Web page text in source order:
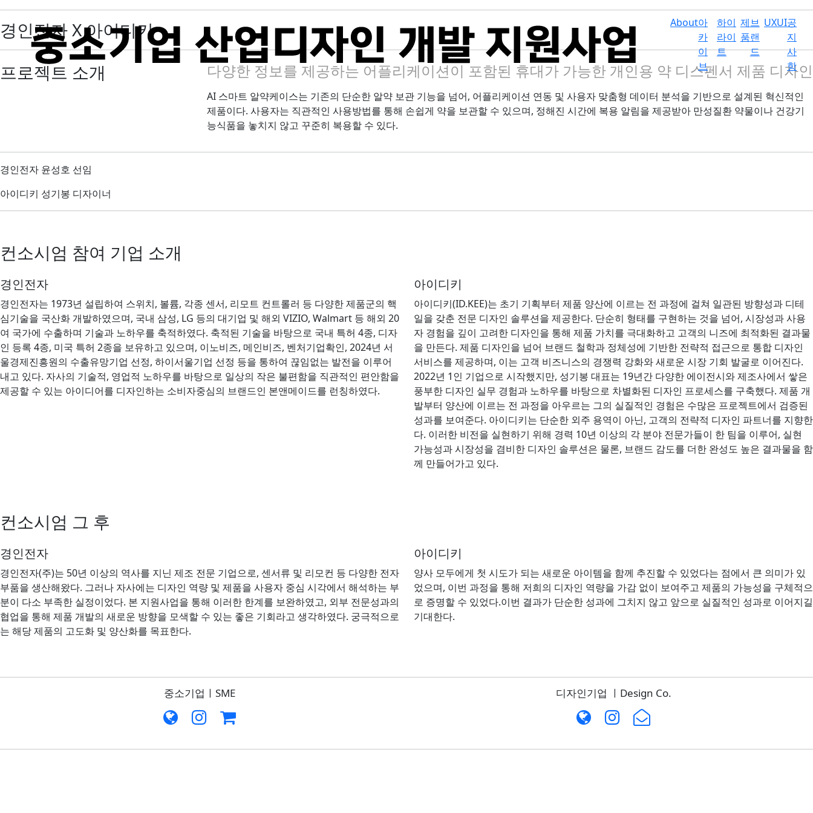
About아
카
이
브
하이
라이
트
제
품
브
랜
드
UXUI공
지
사
항
경인전자 X 아이디키
프로젝트 소개
다양한 정보를 제공하는 어플리케이션이 포함된 휴대가 가능한 개인용 약 디스펜서 제품 디자인
AI 스마트 알약케이스는 기존의 단순한 알약 보관 기능을 넘어, 어플리케이션 연동 및 사용자 맞춤형 데이터 분석을 기반으로 설계된 혁신적인
제품이다. 사용자는 직관적인 사용방법를 통해 손쉽게 약을 보관할 수 있으며, 정해진 시간에 복용 알림을 제공받아 만성질환 약물이나 건강기
능식품을 놓치지 않고 꾸준히 복용할 수 있다.
경인전자 윤성호 선임
아이디키 성기봉 디자이너
컨소시엄 참여 기업 소개
경인전자
경인전자는 1973년 설립하여 스위치, 볼륨, 각종 센서, 리모트 컨트롤러 등 다양한 제품군의 핵
심기술을 국산화 개발하였으며, 국내 삼성, LG 등의 대기업 및 해외 VIZIO, Walmart 등 해외 20
여 국가에 수출하며 기술과 노하우를 축적하였다. 축적된 기술을 바탕으로 국내 특허 4종, 디자
인 등록 4종, 미국 특허 2종을 보유하고 있으며, 이노비즈, 메인비즈, 벤처기업확인, 2024년 서
울경제진흥원의 수출유망기업 선정, 하이서울기업 선정 등을 통하여 끊임없는 발전을 이루어
내고 있다. 자사의 기술적, 영업적 노하우를 바탕으로 일상의 작은 불편함을 직관적인 편안함을
제공할 수 있는 아이디어를 디자인하는 소비자중심의 브랜드인 본앤메이드를 런칭하였다.
아이디키
아이디키(ID.KEE)는 초기 기획부터 제품 양산에 이르는 전 과정에 걸쳐 일관된 방향성과 디테
일을 갖춘 전문 디자인 솔루션을 제공한다. 단순히 형태를 구현하는 것을 넘어, 시장성과 사용
자 경험을 깊이 고려한 디자인을 통해 제품 가치를 극대화하고 고객의 니즈에 최적화된 결과물
을 만든다. 제품 디자인을 넘어 브랜드 철학과 정체성에 기반한 전략적 접근으로 통합 디자인
서비스를 제공하며, 이는 고객 비즈니스의 경쟁력 강화와 새로운 시장 기회 발굴로 이어진다.
2022년 1인 기업으로 시작했지만, 성기봉 대표는 19년간 다양한 에이전시와 제조사에서 쌓은
풍부한 디자인 실무 경험과 노하우를 바탕으로 차별화된 디자인 프로세스를 구축했다. 제품 개
발부터 양산에 이르는 전 과정을 아우르는 그의 실질적인 경험은 수많은 프로젝트에서 검증된
성과를 보여준다. 아이디키는 단순한 외주 용역이 아닌, 고객의 전략적 디자인 파트너를 지향한
다. 이러한 비전을 실현하기 위해 경력 10년 이상의 각 분야 전문가들이 한 팀을 이루어, 실현
가능성과 시장성을 겸비한 디자인 솔루션은 물론, 브랜드 감도를 더한 완성도 높은 결과물을 함
께 만들어가고 있다.
컨소시엄 그 후
경인전자
경인전자(주)는 50년 이상의 역사를 지닌 제조 전문 기업으로, 센서류 및 리모컨 등 다양한 전자
부품을 생산해왔다. 그러나 자사에는 디자인 역량 및 제품을 사용자 중심 시각에서 해석하는 부
분이 다소 부족한 실정이었다. 본 지원사업을 통해 이러한 한계를 보완하였고, 외부 전문성과의
협업을 통해 제품 개발의 새로운 방향을 모색할 수 있는 좋은 기회라고 생각하였다. 궁극적으로
는 해당 제품의 고도화 및 양산화를 목표한다.
아이디키
양사 모두에게 첫 시도가 되는 새로운 아이템을 함께 추진할 수 있었다는 점에서 큰 의미가 있
었으며, 이번 과정을 통해 저희의 디자인 역량을 가감 없이 보여주고 제품의 가능성을 구체적으
로 증명할 수 있었다.이번 결과가 단순한 성과에 그치지 않고 앞으로 실질적인 성과로 이어지길
기대한다.
중소기업ㅣSME 디자인기업 ㅣDesign Co.